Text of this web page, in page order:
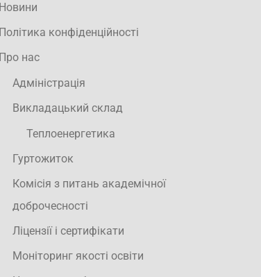
Новини
Політика конфіденційності
Про нас
Адміністрація
Викладацький склад
Теплоенергетика
Гуртожиток
Комісія з питань академічної
доброчесності
Ліцензії і сертифікати
Моніторинг якості освіти